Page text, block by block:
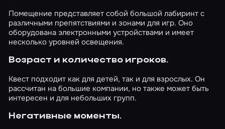
Помещение представляет собой большой лабиринт с
различными препятствиями и зонами для игр. Оно
оборудована электронными устройствами и имеет
несколько уровней освещения.
Возраст и количество игроков.
Квест подходит как для детей, так и для взрослых. Он
рассчитан на большие компании, но также может быть
интересен и для небольших групп.
Негативные моменты.